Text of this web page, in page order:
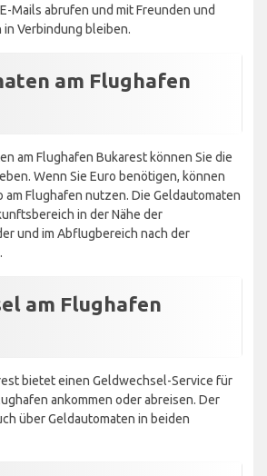
Mails abrufen und mit Freunden und
in Verbindung bleiben.
am Flughafen
am Flughafen Bukarest können Sie die
Wenn Sie Euro benötigen, können
am Flughafen nutzen. Die Geldautomaten
in der Nähe der
und im Abflugbereich nach der
am Flughafen
bietet einen Geldwechsel-Service für
ankommen oder abreisen. Der
über Geldautomaten in beiden